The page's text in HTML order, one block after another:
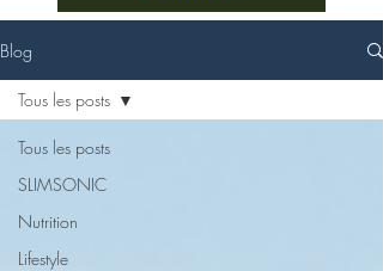
Blog
Tous les posts
SLIMSONIC
Nutrition
Lifestyle
Tous les posts